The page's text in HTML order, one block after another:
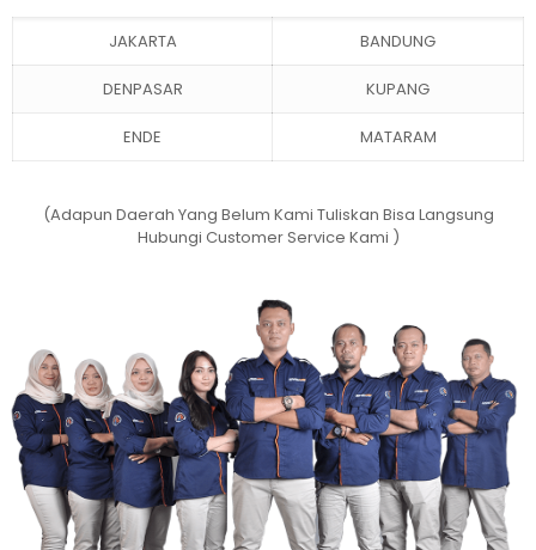
JAKARTA BANDUNG
DENPASAR KUPANG
ENDE MATARAM
(Adapun Daerah Yang Belum Kami Tuliskan Bisa Langsung
Hubungi Customer Service Kami )